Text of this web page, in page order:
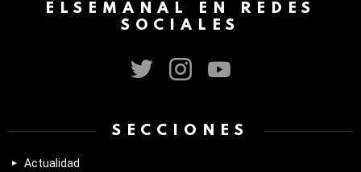
ELSEMANAL EN REDES
SOCIALES
SECCIONES
Actualidad